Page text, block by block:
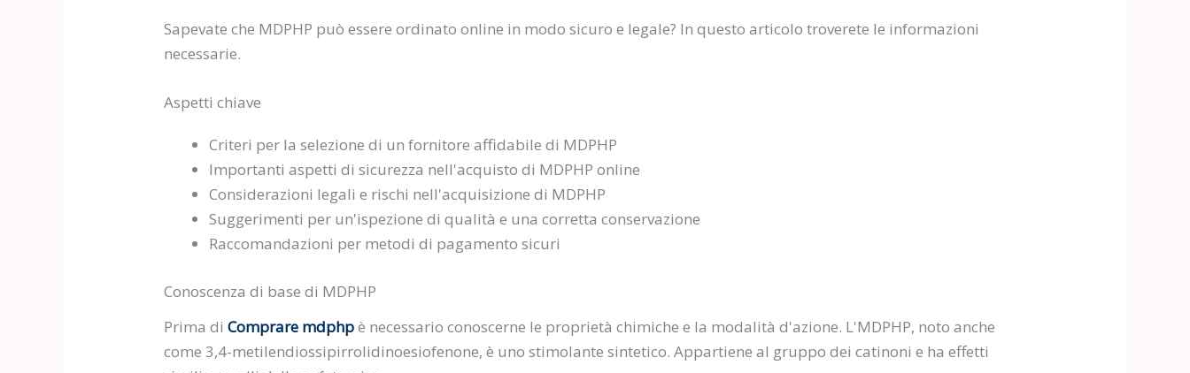
Sapevate che MDPHP può essere ordinato online in modo sicuro e legale? In questo articolo troverete le informazioni
necessarie.
Aspetti chiave
Criteri per la selezione di un fornitore affidabile di MDPHP
Importanti aspetti di sicurezza nell'acquisto di MDPHP online
Considerazioni legali e rischi nell'acquisizione di MDPHP
Suggerimenti per un'ispezione di qualità e una corretta conservazione
Raccomandazioni per metodi di pagamento sicuri
Conoscenza di base di MDPHP
Prima diComprare mdphpè necessario conoscerne le proprietà chimiche e la modalità d'azione. L'MDPHP, noto anche
come 3,4-metilendiossipirrolidinoesiofenone, è uno stimolante sintetico. Appartiene al gruppo dei catinoni e ha effetti